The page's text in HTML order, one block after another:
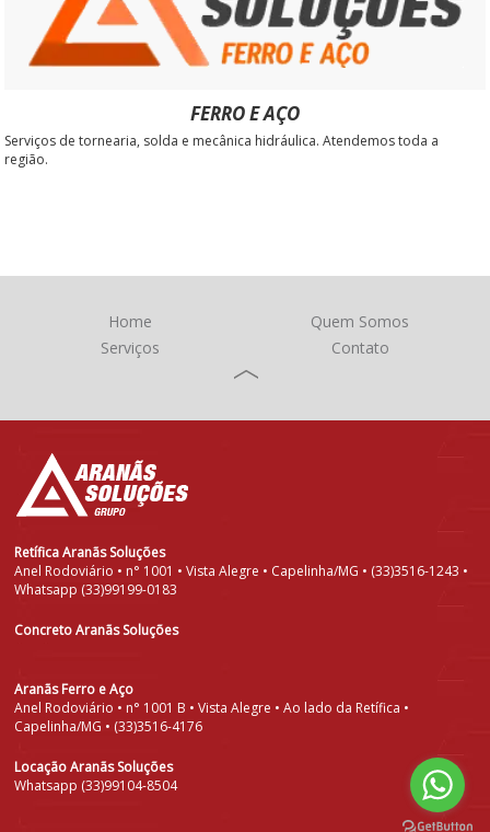
FERRO E AÇO
Serviços de tornearia, solda e mecânica hidráulica. Atendemos toda a
região.
Home
Quem Somos
Serviços
Contato
Retífica Aranãs Soluções
Anel Rodoviário • n° 1001 • Vista Alegre • Capelinha/MG • (33)3516-1243 •
Whatsapp (33)99199-0183
Concreto Aranãs Soluções
Aranãs Ferro e Aço
Anel Rodoviário • n° 1001 B • Vista Alegre • Ao lado da Retífica •
Capelinha/MG • (33)3516-4176
Locação Aranãs Soluções
Whatsapp (33)99104-8504